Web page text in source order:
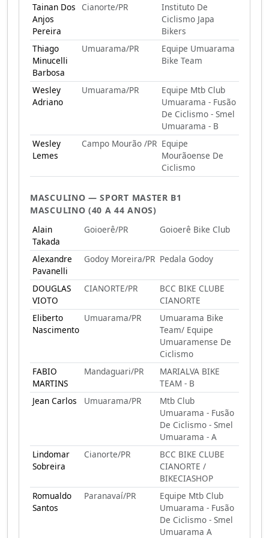
Tainan Dos
Anjos
Pereira
Cianorte/PR
Instituto De
Ciclismo Japa
Bikers
Thiago
Minucelli
Barbosa
Umuarama/PR
Equipe Umuarama
Bike Team
Wesley
Adriano
Umuarama/PR
Equipe Mtb Club
Umuarama - Fusão
De Ciclismo - Smel
Umuarama - B
Wesley
Lemes
Campo Mourão /PR Equipe
Mourãoense De
Ciclismo
MASCULINO — SPORT MASTER B1
MASCULINO (40 A 44 ANOS)
Alain
Takada
Goioerê/PR Goioerê Bike Club
Alexandre
Pavanelli
Godoy Moreira/PR Pedala Godoy
DOUGLAS
VIOTO
CIANORTE/PR
BCC BIKE CLUBE
CIANORTE
Eliberto
Nascimento
Umuarama/PR
Umuarama Bike
Team/ Equipe
Umuaramense De
Ciclismo
FABIO
MARTINS
Mandaguari/PR
MARIALVA BIKE
TEAM - B
Jean Carlos
Umuarama/PR
Mtb Club
Umuarama - Fusão
De Ciclismo - Smel
Umuarama - A
Lindomar
Sobreira
Cianorte/PR
BCC BIKE CLUBE
CIANORTE /
BIKECIASHOP
Romualdo
Santos
Paranavaí/PR
Equipe Mtb Club
Umuarama - Fusão
De Ciclismo - Smel
Umuarama A